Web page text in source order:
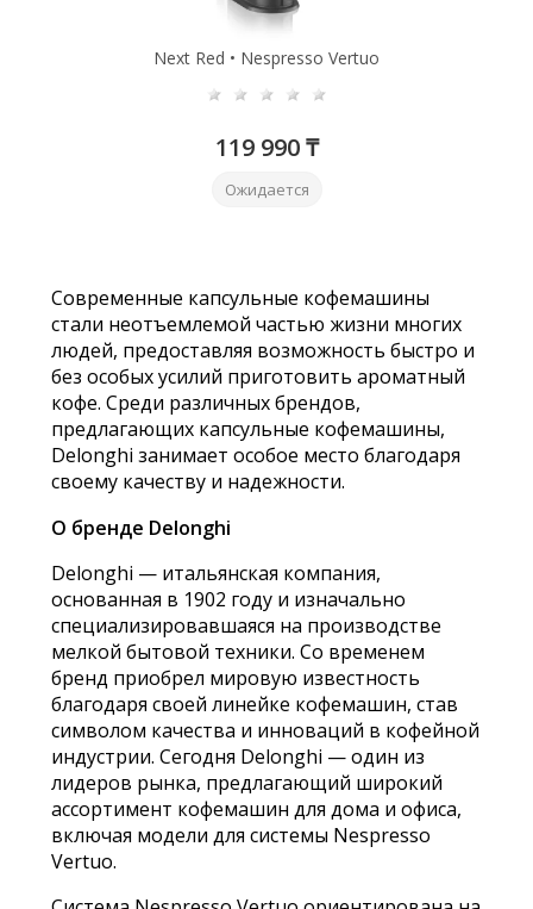
Next Red • Nespresso Vertuo
119 990 ₸
Ожидается
Современные капсульные кофемашины
стали неотъемлемой частью жизни многих
людей, предоставляя возможность быстро и
без особых усилий приготовить ароматный
кофе. Среди различных брендов,
предлагающих капсульные кофемашины,
Delonghi занимает особое место благодаря
своему качеству и надежности.
О бренде Delonghi
Delonghi — итальянская компания,
основанная в 1902 году и изначально
специализировавшаяся на производстве
мелкой бытовой техники. Со временем
бренд приобрел мировую известность
благодаря своей линейке кофемашин, став
символом качества и инноваций в кофейной
индустрии. Сегодня Delonghi — один из
лидеров рынка, предлагающий широкий
ассортимент кофемашин для дома и офиса,
включая модели для системы Nespresso
Vertuo.